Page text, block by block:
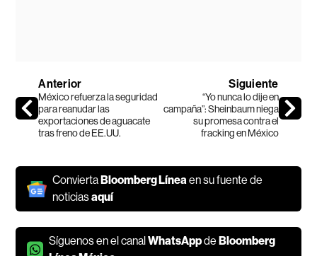
Anterior
México refuerza la seguridad
para reanudar las
exportaciones de aguacate
tras freno de EE.UU.
Siguiente
“Yo nunca lo dije en
campaña”: Sheinbaum niega
su promesa contra el
fracking en México
Convierta Bloomberg Líneaen su fuente de
noticiasaquí
Síguenos en el canalWhatsAppde Bloomberg